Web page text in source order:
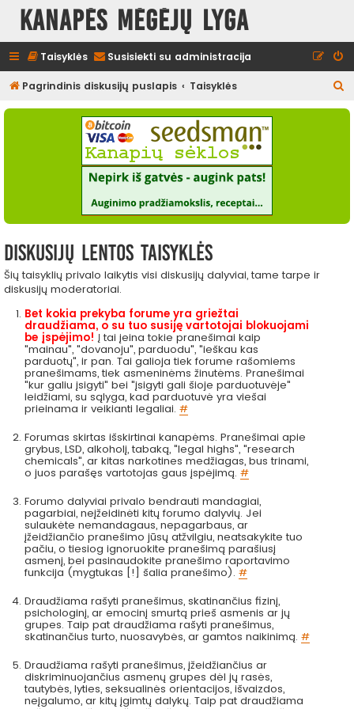
Kanapės mėgėjų lyga
Taisyklės Susisiekti su administracija
Pagrindinis diskusijų puslapis Taisyklės
e
Diskusijų lentos taisyklės
Šių taisyklių privalo laikytis visi diskusijų dalyviai, tame tarpe ir
diskusijų moderatoriai.
Bet kokia prekyba forume yra griežtai
draudžiama, o su tuo susiję vartotojai blokuojami
be įspėjimo! Į tai įeina tokie pranešimai kaip
"mainau", "dovanoju", parduodu", "ieškau kas
parduotų", ir pan. Tai galioja tiek forume rašomiems
pranešimams, tiek asmeninėms žinutėms. Pranešimai
"kur galiu įsigyti" bei "įsigyti gali šioje parduotuvėje"
leidžiami, su sąlyga, kad parduotuvė yra viešai
prieinama ir veikianti legaliai.#
Forumas skirtas išskirtinai kanapėms. Pranešimai apie
grybus, LSD, alkoholį, tabaką, "legal highs", "research
chemicals", ar kitas narkotines medžiagas, bus trinami,
o juos parašęs vartotojas gaus įspėjimą.#
Forumo dalyviai privalo bendrauti mandagiai,
pagarbiai, neįžeidinėti kitų forumo dalyvių. Jei
sulaukėte nemandagaus, nepagarbaus, ar
įžeidžiančio pranešimo jūsų atžvilgiu, neatsakykite tuo
pačiu, o tiesiog ignoruokite pranešimą parašiusį
asmenį, bei pasinaudokite pranešimo raportavimo
funkcija (mygtukas [!] šalia pranešimo).#
Draudžiama rašyti pranešimus, skatinančius fizinį,
psichologinį, ar emocinį smurtą prieš asmenis ar jų
grupes. Taip pat draudžiama rašyti pranešimus,
skatinančius turto, nuosavybės, ar gamtos naikinimą.#
Draudžiama rašyti pranešimus, įžeidžiančius ar
diskriminuojančius asmenų grupes dėl jų rasės,
tautybės, lyties, seksualinės orientacijos, išvaizdos,
neįgalumo, ar kitų įgimtų dalykų. Taip pat draudžiama